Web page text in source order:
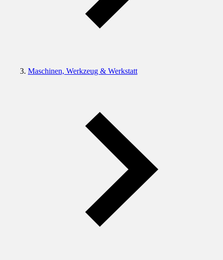
Maschinen, Werkzeug & Werkstatt